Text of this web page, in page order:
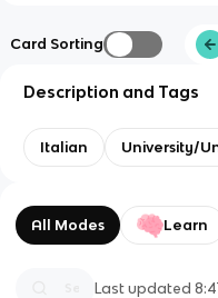
Card Sorting
Description and Tags
Italian University/
All Modes Learn
Last updated